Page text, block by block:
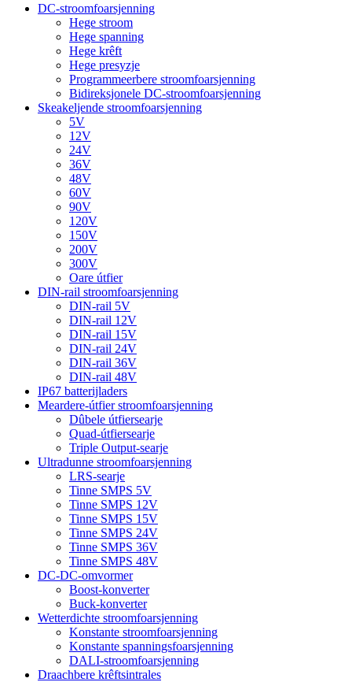
DC-stroomfoarsjenning
Hege stroom
Hege spanning
Hege krêft
Hege presyzje
Programmeerbere stroomfoarsjenning
Bidireksjonele DC-stroomfoarsjenning
Skeakeljende stroomfoarsjenning
5V
12V
24V
36V
48V
60V
90V
120V
150V
200V
300V
Oare útfier
DIN-rail stroomfoarsjenning
DIN-rail 5V
DIN-rail 12V
DIN-rail 15V
DIN-rail 24V
DIN-rail 36V
DIN-rail 48V
IP67 batterijladers
Meardere-útfier stroomfoarsjenning
Dûbele útfiersearje
Quad-útfiersearje
Triple Output-searje
Ultradunne stroomfoarsjenning
LRS-searje
Tinne SMPS 5V
Tinne SMPS 12V
Tinne SMPS 15V
Tinne SMPS 24V
Tinne SMPS 36V
Tinne SMPS 48V
DC-DC-omvormer
Boost-konverter
Buck-konverter
Wetterdichte stroomfoarsjenning
Konstante stroomfoarsjenning
Konstante spanningsfoarsjenning
DALI-stroomfoarsjenning
Draachbere krêftsintrales